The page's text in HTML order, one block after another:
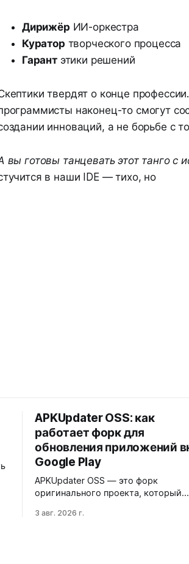
Дирижёр ИИ-оркестра
Куратор творческого процесса
Гарантэтики решений
твердят о конце
наконец-то смогут
инноваций, а не борьбе с
вы готовы танцевать этот танго с
в наши IDE — тихо, но
APKUpdater OSS: как
работает форк для
обновления приложений
Google Play
APKUpdater OSS — это форк
оригинального проекта, который
источников, включая RuStore и F-
3 авг. 2026 г.